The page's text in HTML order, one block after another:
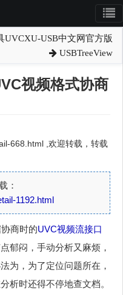
USB中文网官方版
USBTreeView
视频格式协商
668.html ,欢迎转载，转载
：
1192.html
商时的UVC视频流接口
郁闷，手动分析又麻烦，
为，为了定位问题所在，
析时还得不停地查文档。